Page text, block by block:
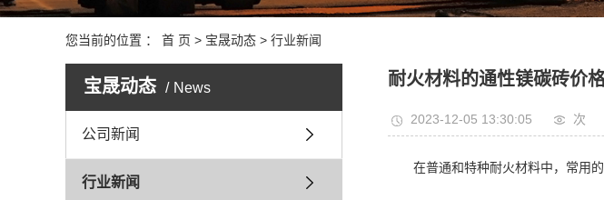
您当前的位置 ： 首 页 > 宝晟动态 > 行业新闻
宝晟动态 News
公司新闻
行业新闻
耐火材料的通性镁碳砖价
2023-12-05 13:30:05 次
在普通和特种耐火材料中，常用